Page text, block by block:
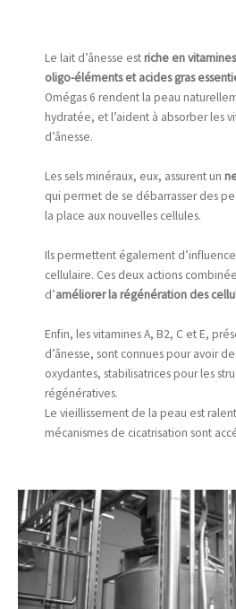
Le lait d’ânesse estriche en
oligo-éléments et acides gras
Omégas 6 rendent la peau
hydratée, et l’aident à absorber les
d’ânesse.
Les sels minéraux, eux, assurent un
qui permet de se débarrasser des
la place aux nouvelles cellules.
Ils permettent également
cellulaire. Ces deux actions
d’améliorer la régénération des
Enfin, les vitamines A, B2, C et E,
d’ânesse, sont connues pour avoir
oxydantes, stabilisatrices pour les
régénératives.
Le vieillissement de la peau est
mécanismes de cicatrisation sont